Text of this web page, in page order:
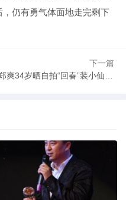
仍有勇气体面地走完剩下
下一篇
爽34岁晒自拍“回春”装小仙女，现实中债台高筑成弃子